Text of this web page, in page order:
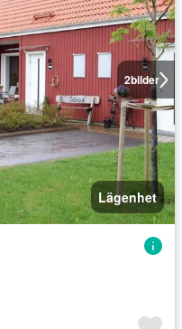
2bilder
Lägenhet